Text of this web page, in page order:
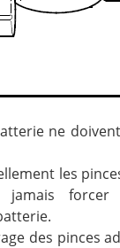
ne
les
jamais
des pinces